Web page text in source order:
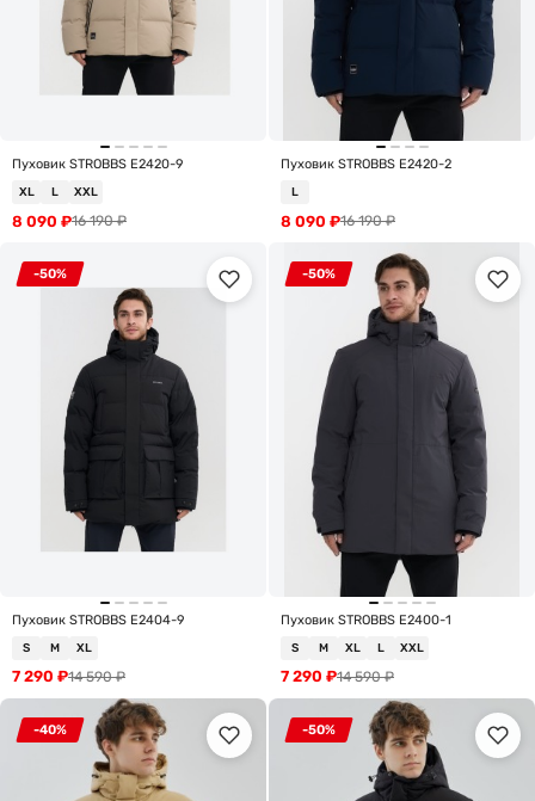
Пуховик STROBBS E2420-9
XL L XXL
16 190₽
8 090 ₽
Пуховик STROBBS E2420-2
L
16 190₽
8 090 ₽
-50%
Пуховик STROBBS E2404-9
S M XL
14 590₽
7 290 ₽
-50%
Пуховик STROBBS E2400-1
S M XL L XXL
14 590₽
7 290 ₽
-40% -50%